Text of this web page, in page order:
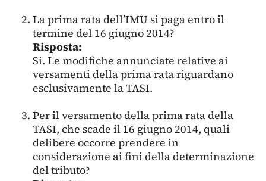
La prima rata dell’IMU si paga entro il
termine del 16 giugno 2014?
Risposta:
Si. Le modifiche annunciate relative ai
versamenti della prima rata riguardano
esclusivamente la TASI.
Per il versamento della prima rata della
TASI, che scade il 16 giugno 2014, quali
delibere occorre prendere in
considerazione ai fini della determinazione
del tributo?